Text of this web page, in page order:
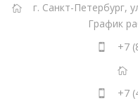
г. Санкт-Петербург,
График
+7
+7